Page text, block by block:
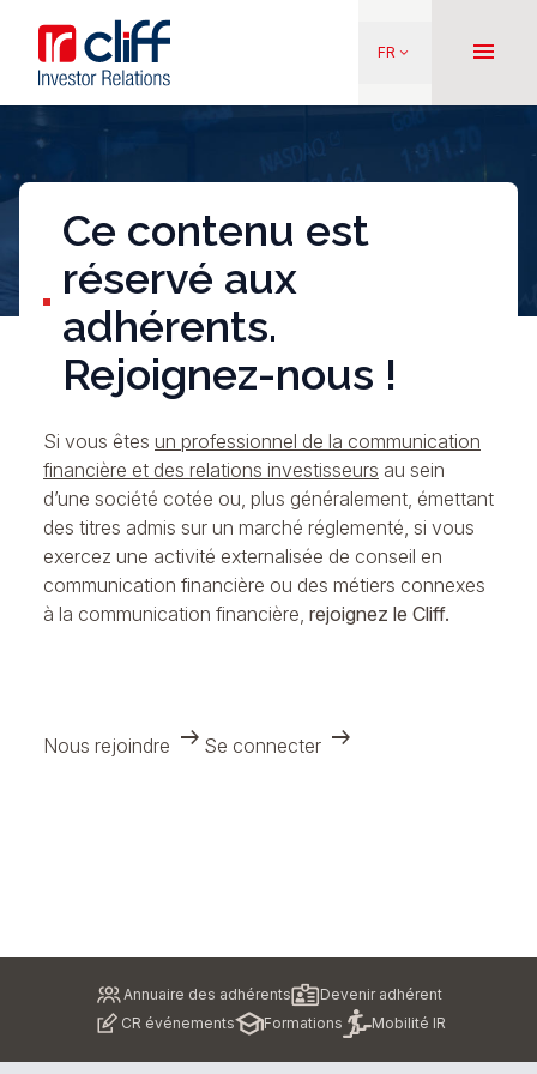
contenu
principal
Aller directement au contenu
FR keyboard_arrow_down menu
Ce contenu est
réservé aux
adhérents.
Rejoignez-nous !
Si vous êtes un professionnel de la communication
financière et des relations investisseurs au sein
d’une société cotée ou, plus généralement, émettant
des titres admis sur un marché réglementé, si vous
exercez une activité externalisée de conseil en
communication financière ou des métiers connexes
à la communication financière, rejoignez le Cliff.
Nous rejoindre arrow_right_alt Se connecter arrow_right_alt
Annuaire des adhérents
Devenir adhérent
CR événements
Formations Mobilité IR